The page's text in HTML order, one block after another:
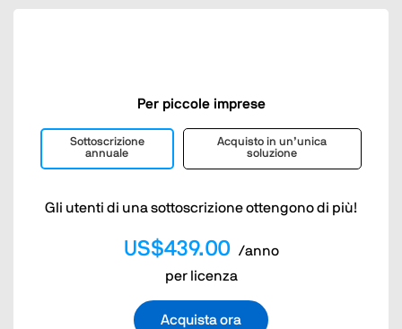
Per piccole imprese
Sottoscrizione
annuale
Acquisto in un’unica
soluzione
Gli utenti di una sottoscrizione ottengono di più!
US$439.00 /anno
per licenza
Acquista ora